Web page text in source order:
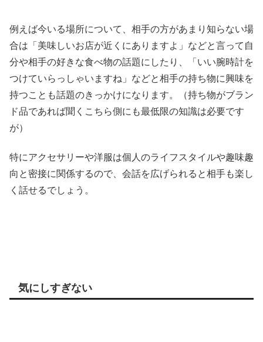
例えば今いる場所について、相手の方があまり知らない場
合は「美味しいお店が近くにありますよ」などと言って自
分や相手の好きな食べ物の話題にしたり、「いい腕時計を
つけていらっしゃいますね」などと相手の持ち物に興味を
持つことも話題のきっかけになります。（持ち物がブラン
ド品であれば聞くこちら側にも最低限の知識は必要です
が）
特にアクセサリーや洋服は個人のライフスタイルや趣味趣
向と密接に関係するので、会話を広げられると相手も楽し
く話せるでしょう。
気にしすぎない